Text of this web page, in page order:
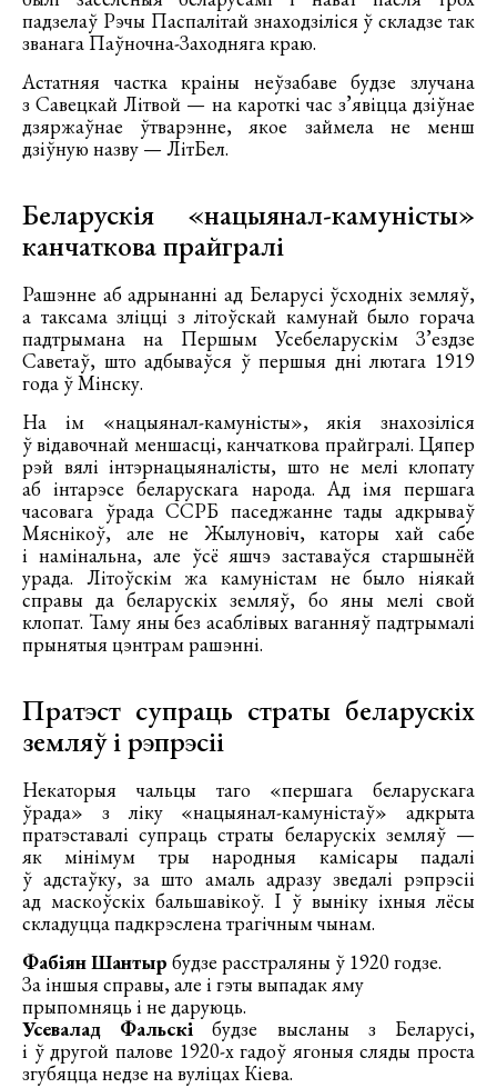
падзелаў Рэчы Паспалітай знаходзіліся ў складзе так
званага Паўночна-Заходняга краю.
Астатняя частка краіны неўзабаве будзе злучана
з Савецкай Літвой — на кароткі час з’явіцца дзіўнае
дзяржаўнае ўтварэнне, якое займела не менш
дзіўную назву — ЛітБел.
Беларускія «нацыянал-камуністы»
канчаткова прайгралі
Рашэнне аб адрынанні ад Беларусі ўсходніх земляў,
а таксама зліцці з літоўскай камунай было горача
падтрымана на Першым Усебеларускім З’ездзе
Саветаў, што адбываўся ў першыя дні лютага 1919
года ў Мінску.
На ім «нацыянал-камуністы», якія знахозіліся
ў відавочнай меншасці, канчаткова прайгралі. Цяпер
рэй вялі інтэрнацыяналісты, што не мелі клопату
аб інтарэсе беларускага народа. Ад імя першага
часовага ўрада ССРБ паседжанне тады адкрываў
Мяснікоў, але не Жылуновіч, каторы хай сабе
і намінальна, але ўсё яшчэ заставаўся старшынёй
урада. Літоўскім жа камуністам не было ніякай
справы да беларускіх земляў, бо яны мелі свой
клопат. Таму яны без асаблівых ваганняў падтрымалі
прынятыя цэнтрам рашэнні.
Пратэст супраць страты беларускіх
земляў і рэпрэсіі
Некаторыя чальцы таго «першага беларускага
ўрада» з ліку «нацыянал-камуністаў» адкрыта
пратэставалі супраць страты беларускіх земляў —
як мінімум тры народныя камісары падалі
ў адстаўку, за што амаль адразу зведалі рэпрэсіі
ад маскоўскіх бальшавікоў. І ў выніку іхныя лёсы
складуцца падкрэслена трагічным чынам.
Фабіян Шантыр будзе расстраляны ў 1920 годзе.
За іншыя справы, але і гэты выпадак яму
прыпомняць і не даруюць.
Усевалад Фальскі будзе высланы з Беларусі,
і ў другой палове 1920-х гадоў ягоныя сляды проста
згубяцца недзе на вуліцах Кіева.